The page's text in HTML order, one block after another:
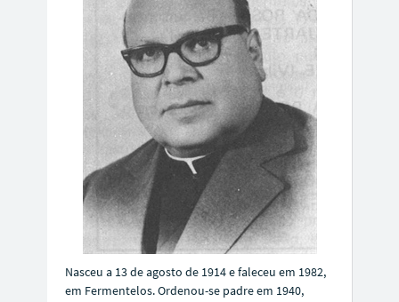
Nasceu a 13 de agosto de 1914 e faleceu em 1982,
em Fermentelos. Ordenou-se padre em 1940,